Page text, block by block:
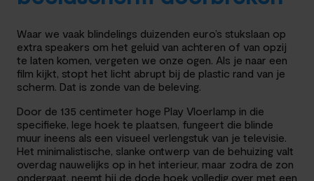
Waar we vaak blindelings duizenden euro’s stukslaan op
extra speakers om het geluid van achteren of van opzij
te laten komen, vergeten we onze ogen. Als je naar een
film kijkt, stopt het licht abrupt bij de plastic rand van je
scherm. Dat is zonde van de beleving.
Door de 135 centimeter hoge Play Vloerlamp in die
specifieke, lege hoek te plaatsen, fungeert die blinde
muur ineens als een visueel verlengstuk van je televisie.
Het minimalistische, slanke ontwerp van de behuizing valt
overdag nauwelijks op in het interieur, maar zodra de zon
ondergaat, neemt hij de dode hoek volledig over met een